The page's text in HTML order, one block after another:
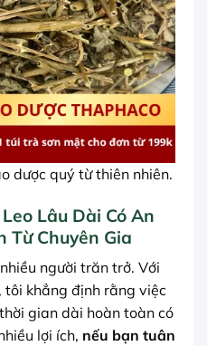
dược quý từ thiên nhiên.
Lâu Dài Có An
Từ Chuyên Gia
người trăn trở. Với
tôi khẳng định rằng việc
gian dài hoàn toàn có
lợi ích, nếu bạn tuân